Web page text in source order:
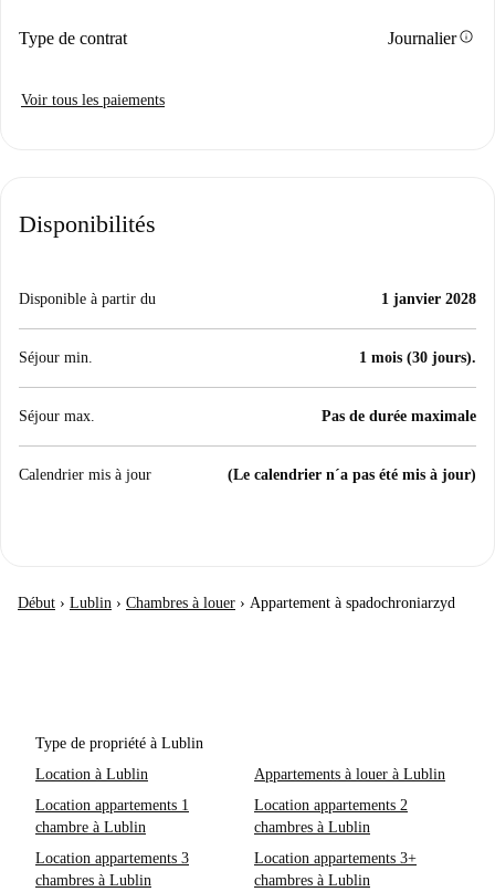
Type de contrat Journalierinfo
Voir tous les paiements
Disponibilités
Disponible à partir du 1 janvier 2028
Séjour min. 1 mois (30 jours).
Séjour max. Pas de durée maximale
Calendrier mis à jour (Le calendrier n´a pas été mis à jour)
Début › Lublin › Chambres à louer › Appartement à spadochroniarzyd
Type de propriété à Lublin
Location à Lublin
Appartements à louer à Lublin
Location appartements 1
chambre à Lublin
Location appartements 2
chambres à Lublin
Location appartements 3
chambres à Lublin
Location appartements 3+
chambres à Lublin